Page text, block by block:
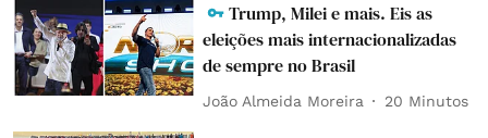
Trump, Milei e mais. Eis as
eleições mais internacionalizadas
de sempre no Brasil
João Almeida Moreira 20 Minutos